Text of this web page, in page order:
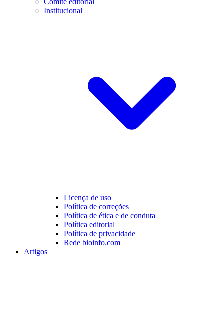
Comitê editorial
Institucional
Licença de uso
Política de correções
Política de ética e de conduta
Política editorial
Política de privacidade
Rede bioinfo.com
Artigos